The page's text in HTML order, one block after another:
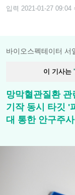
입력 2021-01-27 09:04
바이오스펙테이터 서
이 기사는
망막혈관질환 관
기작 동시 타깃 '
대 통한 안구주